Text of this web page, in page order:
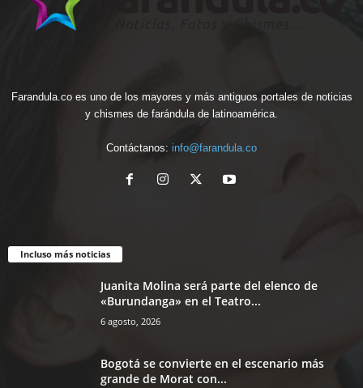
Farandula.co es uno de los mayores y más antiguos portales de noticias
y chismes de farándula de latinoamérica.
Contáctanos: info@farandula.co
Incluso más noticias
Juanita Molina será parte del elenco de
«Burundanga» en el Teatro...
6 agosto, 2026
Bogotá se convierte en el escenario más
grande de Morat con...